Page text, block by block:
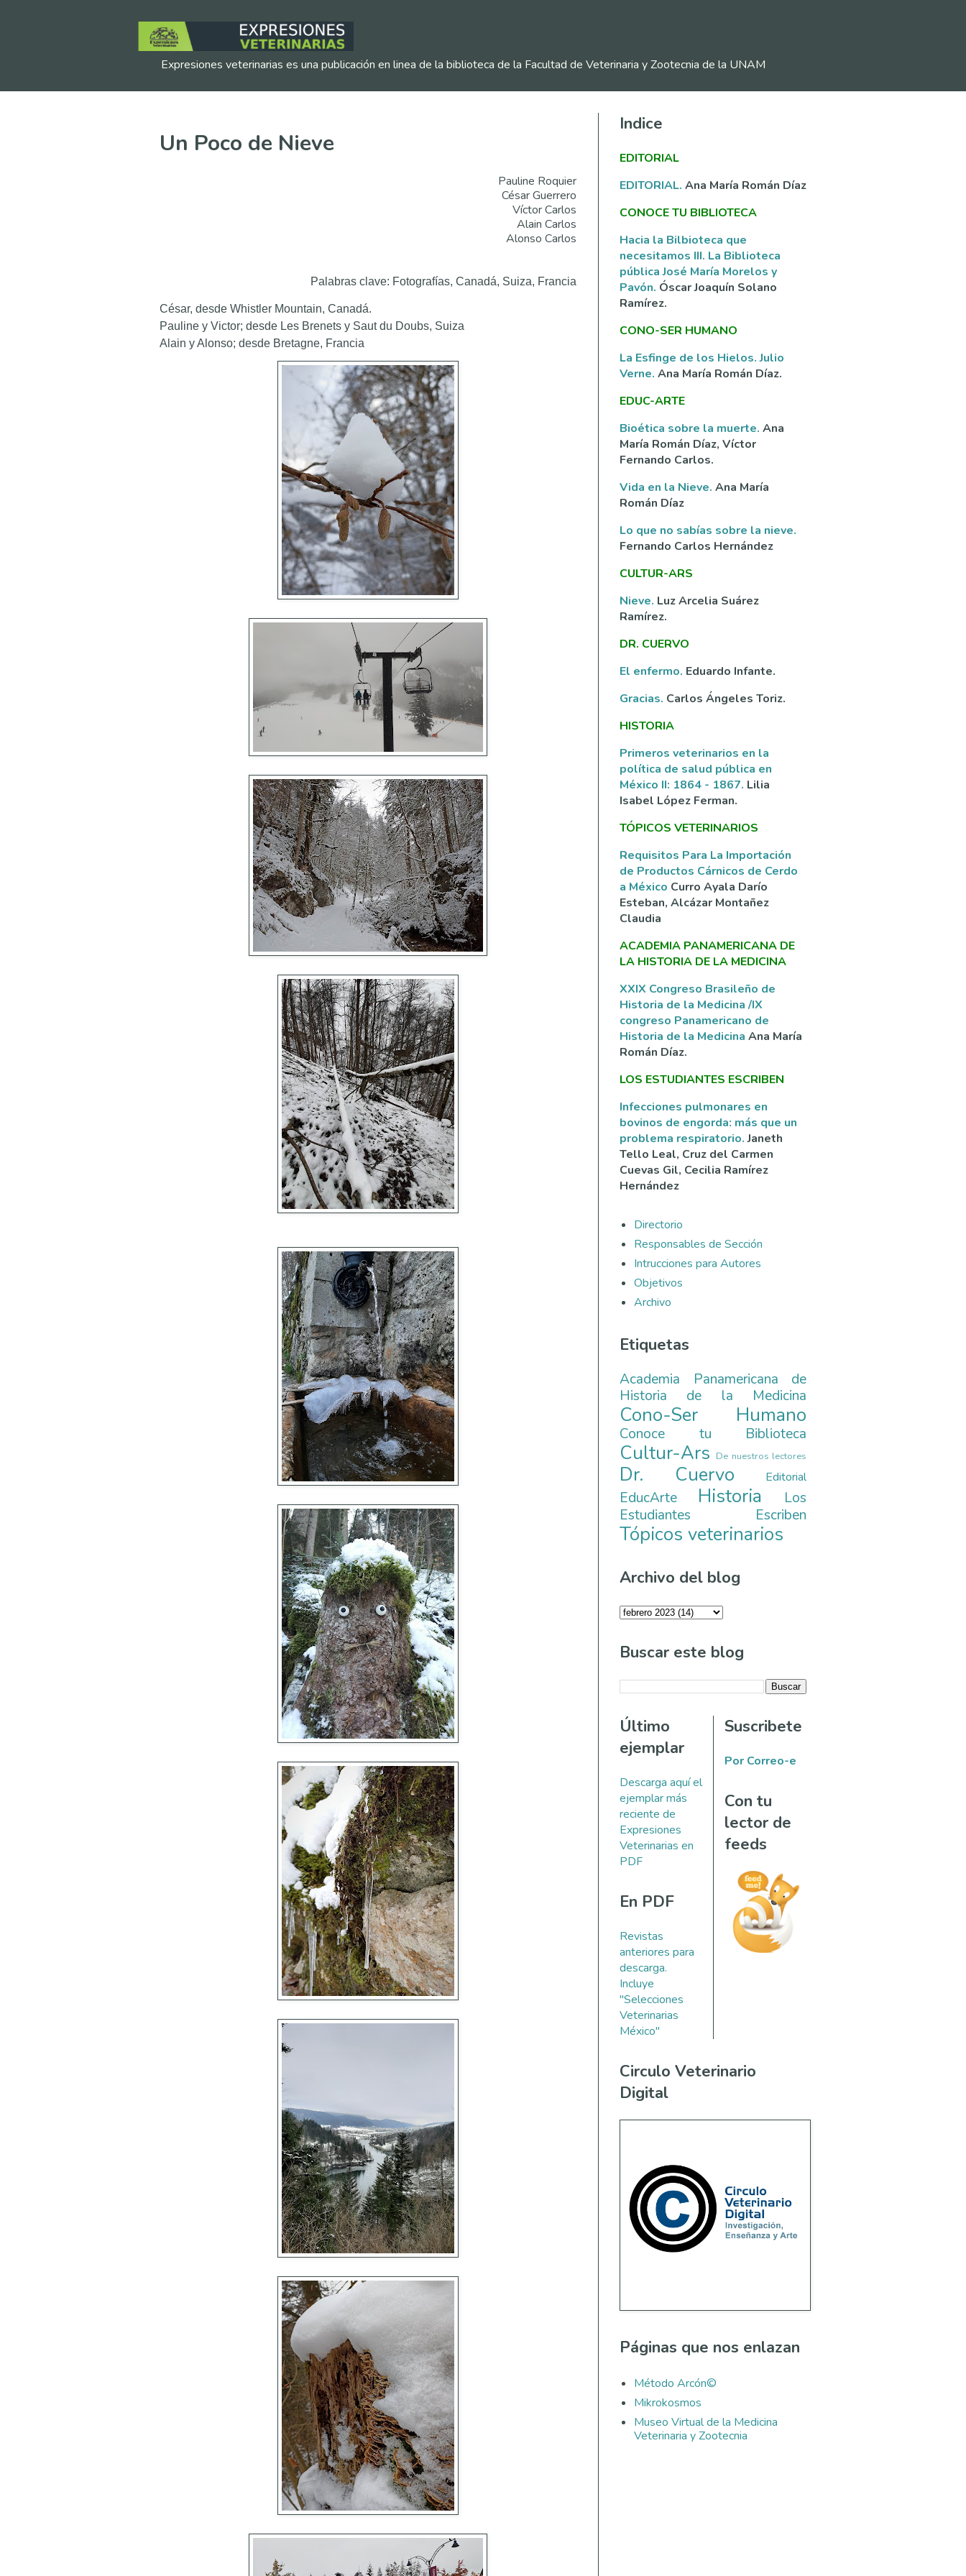
Expresiones veterinarias es una publicación en linea de la biblioteca de la Facultad de Veterinaria y Zootecnia de la UNAM
Un Poco de Nieve
Pauline Roquier
César Guerrero
Víctor Carlos
Alain Carlos
Alonso Carlos
Palabras clave: Fotografías, Canadá, Suiza, Francia
César, desde Whistler Mountain, Canadá.
Pauline y Victor; desde Les Brenets y Saut du Doubs, Suiza
Alain y Alonso; desde Bretagne, Francia
Indice
EDITORIAL
EDITORIAL. Ana María Román Díaz
CONOCE TU BIBLIOTECA
Hacia la Bilbioteca que
necesitamos III. La Biblioteca
pública José María Morelos y
Pavón. Óscar Joaquín Solano
Ramírez.
CONO-SER HUMANO
La Esfinge de los Hielos. Julio
Verne. Ana María Román Díaz.
EDUC-ARTE
Bioética sobre la muerte. Ana
María Román Díaz, Víctor
Fernando Carlos.
Vida en la Nieve. Ana María
Román Díaz
Lo que no sabías sobre la nieve.
Fernando Carlos Hernández
CULTUR-ARS
Nieve. Luz Arcelia Suárez
Ramírez.
DR. CUERVO
El enfermo. Eduardo Infante.
Gracias. Carlos Ángeles Toriz.
HISTORIA
Primeros veterinarios en la
política de salud pública en
México II: 1864 - 1867. Lilia
Isabel López Ferman.
TÓPICOS VETERINARIOS
Requisitos Para La Importación
de Productos Cárnicos de Cerdo
a México Curro Ayala Darío
Esteban, Alcázar Montañez
Claudia
ACADEMIA PANAMERICANA DE
LA HISTORIA DE LA MEDICINA
XXIX Congreso Brasileño de
Historia de la Medicina /IX
congreso Panamericano de
Historia de la Medicina Ana María
Román Díaz.
LOS ESTUDIANTES ESCRIBEN
Infecciones pulmonares en
bovinos de engorda: más que un
problema respiratorio.Janeth
Tello Leal, Cruz del Carmen
Cuevas Gil, Cecilia Ramírez
Hernández
Directorio
Responsables de Sección
Intrucciones para Autores
Objetivos
Archivo
Etiquetas
Academia Panamericana de
Historia de la Medicina
Cono-Ser Humano
Conoce tu Biblioteca
Cultur-Ars De nuestros lectores
Dr. Cuervo Editorial
EducArte Historia
Los
Estudiantes Escriben
Tópicos veterinarios
Archivo del blog
Buscar este blog
Último
ejemplar
Descarga aquí el
ejemplar más
reciente de
Expresiones
Veterinarias en
PDF
En PDF
Revistas
anteriores para
descarga.
Incluye
"Selecciones
Veterinarias
México"
Suscribete
Por Correo-e
Con tu
lector de
feeds
Circulo Veterinario
Digital
Páginas que nos enlazan
Método Arcón©
Mikrokosmos
Museo Virtual de la Medicina
Veterinaria y Zootecnia